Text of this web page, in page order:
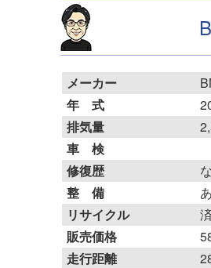
メーカー
年 式
排気量
車 検
修復歴
整 備
リサイクル
販売価格
走行距離